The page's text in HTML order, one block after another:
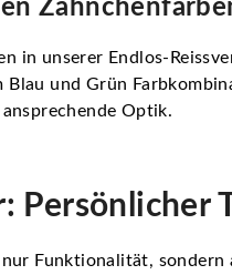
in unserer Endlos-
Blau und Grün
Optik.
Funktionalität,